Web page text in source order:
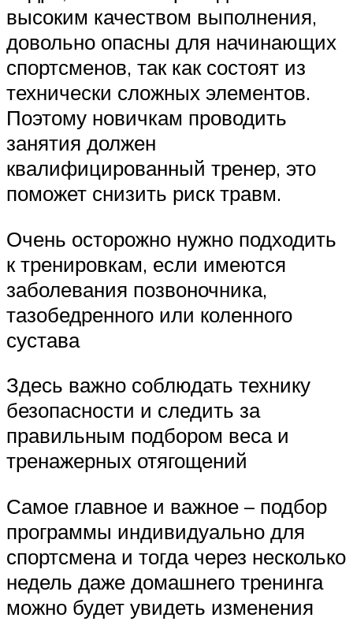
высоким качеством выполнения,
довольно опасны для начинающих
спортсменов, так как состоят из
технически сложных элементов.
Поэтому новичкам проводить
занятия должен
квалифицированный тренер, это
поможет снизить риск травм.
Очень осторожно нужно подходить
к тренировкам, если имеются
заболевания позвоночника,
тазобедренного или коленного
сустава
Здесь важно соблюдать технику
безопасности и следить за
правильным подбором веса и
тренажерных отягощений
Самое главное и важное – подбор
программы индивидуально для
спортсмена и тогда через несколько
недель даже домашнего тренинга
можно будет увидеть изменения